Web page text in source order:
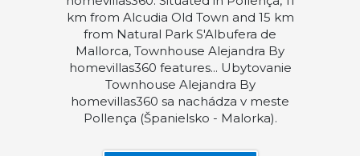
km from Alcudia Old Town and 15 km
from Natural Park S'Albufera de
Mallorca, Townhouse Alejandra By
homevillas360 features... Ubytovanie
Townhouse Alejandra By
homevillas360 sa nachádza v meste
Pollença (Španielsko - Malorka).